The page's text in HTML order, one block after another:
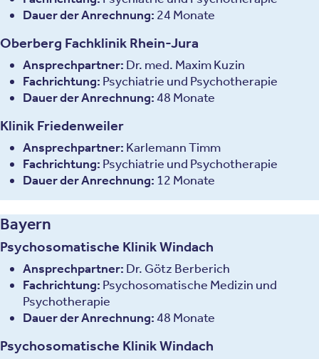
Dauer der Anrechnung: 24 Monate
Oberberg Fachklinik Rhein-Jura
Ansprechpartner: Dr. med. Maxim Kuzin
Fachrichtung: Psychiatrie und Psychotherapie
Dauer der Anrechnung:48 Monate
Klinik Friedenweiler
Ansprechpartner: Karlemann Timm
Fachrichtung: Psychiatrie und Psychotherapie
Dauer der Anrechnung: 12 Monate
Bayern
Psychosomatische Klinik Windach
Ansprechpartner: Dr. Götz Berberich
Fachrichtung: Psychosomatische Medizin und
Psychotherapie
Dauer der Anrechnung:48 Monate
Psychosomatische Klinik Windach